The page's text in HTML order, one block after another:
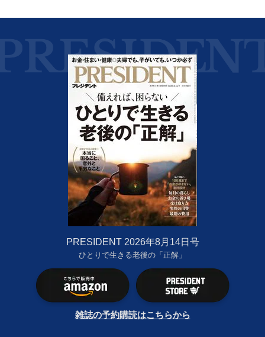
PRESIDENT 2026年8月14日号
ひとりで生きる老後の「正解」
雑誌の予約購読はこちらから